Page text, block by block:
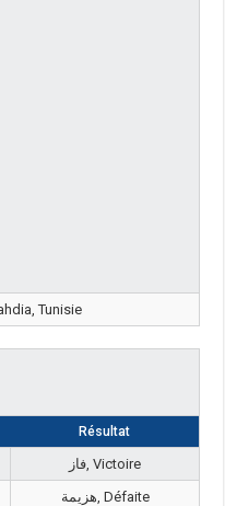
Tunisie
Résultat
فاز, Victoire
هزيمة, Défaite